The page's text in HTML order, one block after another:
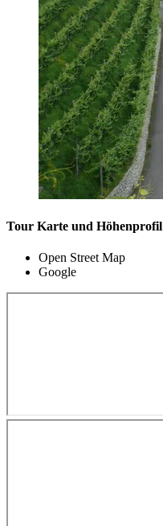
Tour Karte und Höhenprofil
Open Street Map
Google